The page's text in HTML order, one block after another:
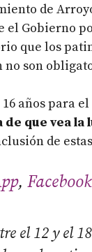
de
el Gobierno
que los
son
años para
de que vea
de
, Facebook
el 12 y el